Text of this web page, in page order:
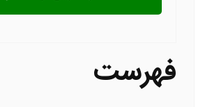
فهرست